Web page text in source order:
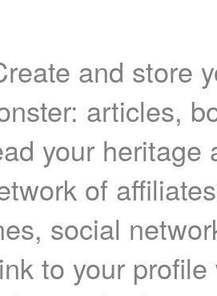
and store
articles,
your heritage
of
social
to your